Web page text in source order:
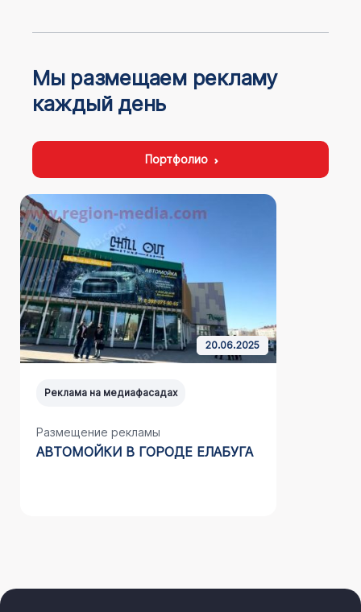
Мы размещаем рекламу
каждый день
Портфолио
20.06.2025
Реклама на медиафасадах
Размещение рекламы
АВТОМОЙКИ В ГОРОДЕ ЕЛАБУГА